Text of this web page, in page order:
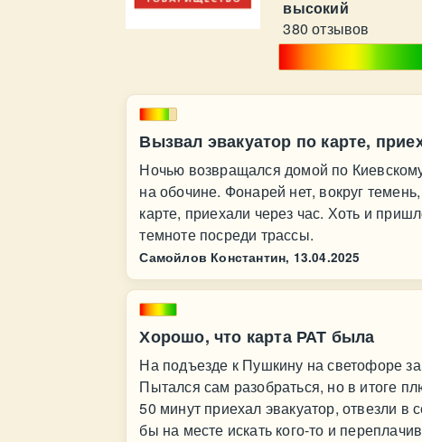
высокий
380 отзывов
Вызвал эвакуатор по карте,
Ночью возвращался домой по
на обочине. Фонарей нет, вокруг
карте, приехали через час. Хоть и
темноте посреди трассы.
Самойлов Константин, 13.04.2025
Хорошо, что карта РАТ была
На подъезде к Пушкину на светофоре
Пытался сам разобраться, но в итоге
50 минут приехал эвакуатор, отвезли
бы на месте искать кого-то и